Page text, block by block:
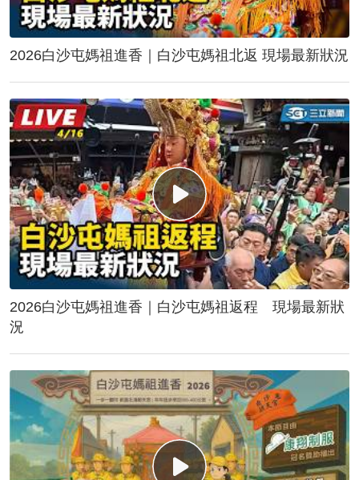
2026白沙屯媽祖進香｜白沙屯媽祖北返 現場最新狀況
2026白沙屯媽祖進香｜白沙屯媽祖返程 現場最新狀
況